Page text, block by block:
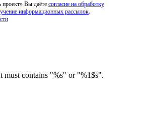
Вы даёте согласие на обработку
информационных рассылок.
must contains "%s" or "%1$s".